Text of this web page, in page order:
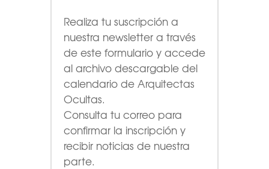
Realiza tu suscripción a
nuestra newsletter a través
de este formulario y accede
al archivo descargable del
calendario de Arquitectas
Ocultas.
Consulta tu correo para
confirmar la inscripción y
recibir noticias de nuestra
parte.